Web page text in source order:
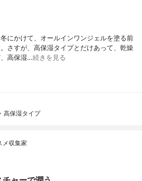
にかけて、オールインワンジェルを塗る前
さすが、高保湿タイプとだけあって、乾燥
高保湿…続きを見る
高保湿タイプ
メ収集家